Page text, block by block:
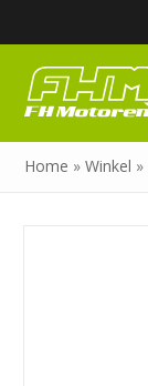
Home »Winkel »